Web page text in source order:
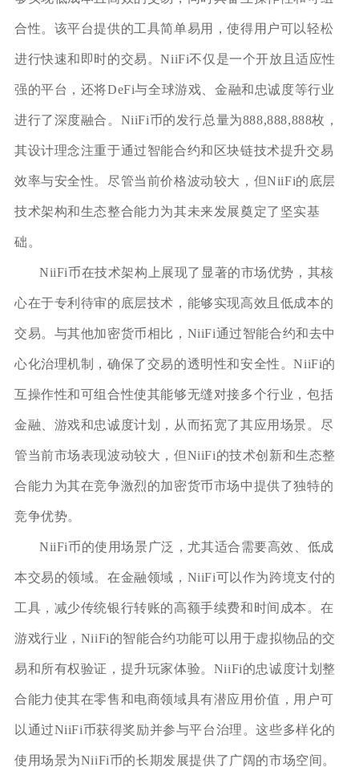
合性。该平台提供的工具简单易用，使得用户可以轻松
进行快速和即时的交易。NiiFi不仅是一个开放且适应性
强的平台，还将DeFi与全球游戏、金融和忠诚度等行业
进行了深度融合。NiiFi币的发行总量为888,888,888枚，
其设计理念注重于通过智能合约和区块链技术提升交易
效率与安全性。尽管当前价格波动较大，但NiiFi的底层
技术架构和生态整合能力为其未来发展奠定了坚实基
础。
NiiFi币在技术架构上展现了显著的市场优势，其核
心在于专利待审的底层技术，能够实现高效且低成本的
交易。与其他加密货币相比，NiiFi通过智能合约和去中
心化治理机制，确保了交易的透明性和安全性。NiiFi的
互操作性和可组合性使其能够无缝对接多个行业，包括
金融、游戏和忠诚度计划，从而拓宽了其应用场景。尽
管当前市场表现波动较大，但NiiFi的技术创新和生态整
合能力为其在竞争激烈的加密货币市场中提供了独特的
竞争优势。
NiiFi币的使用场景广泛，尤其适合需要高效、低成
本交易的领域。在金融领域，NiiFi可以作为跨境支付的
工具，减少传统银行转账的高额手续费和时间成本。在
游戏行业，NiiFi的智能合约功能可以用于虚拟物品的交
易和所有权验证，提升玩家体验。NiiFi的忠诚度计划整
合能力使其在零售和电商领域具有潜应用价值，用户可
以通过NiiFi币获得奖励并参与平台治理。这些多样化的
使用场景为NiiFi币的长期发展提供了广阔的市场空间。